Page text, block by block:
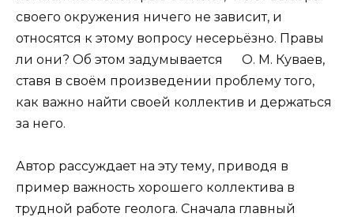
своего окружения ничего не зависит, и
относятся к этому вопросу несерьёзно. Правы
ли они? Об этом задумывается О. М. Куваев,
ставя в своём произведении проблему того,
как важно найти своей коллектив и держаться
за него.
Автор рассуждает на эту тему, приводя в
пример важность хорошего коллектива в
трудной работе геолога. Сначала главный